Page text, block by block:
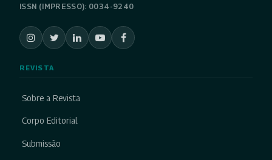
ISSN (IMPRESSO): 0034-9240
REVISTA
Sobre a Revista
Corpo Editorial
Submissão